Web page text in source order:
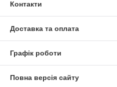
Контакти
Доставка та оплата
Графік роботи
Повна версія сайту